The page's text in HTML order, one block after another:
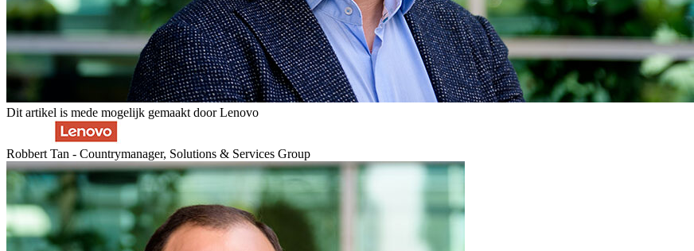
Dit artikel is mede mogelijk gemaakt door Lenovo
Robbert Tan - Countrymanager, Solutions & Services Group